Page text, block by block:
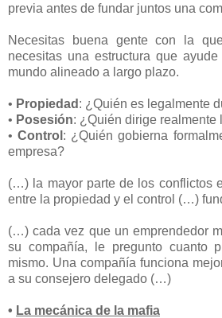
previa antes de fundar juntos una
Necesitas buena gente con la
necesitas una estructura que
mundo alineado a largo plazo.
• Propiedad : ¿Quién es legalmente
• Posesión: ¿Quién dirige realmente
•Control : ¿Quién gobierna
empresa?
(…) la mayor parte de los conflictos
entre la propiedad y el control (…)
(…) cada vez que un emprendedor
su compañía, le pregunto cuanto
mismo. Una compañía funciona
a su consejero delegado (…)
• La mecánica de la mafia